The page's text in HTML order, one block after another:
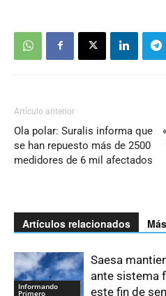
Artículo anterior
Ola polar: Suralis informa que
se han repuesto más de 2500
medidores de 6 mil afectados
Artículos relacionados
Informando
Primero
Saesa
ante sistema
este fin de